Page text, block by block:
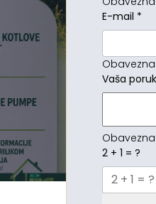
E-mail *
Vaša
2 + 1 = ?